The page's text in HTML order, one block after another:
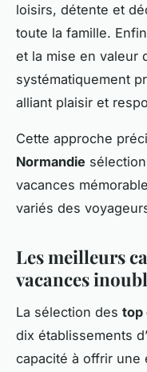
loisirs, détente et
toute la famille.
et la mise en valeur
systématiquement
alliant plaisir et
Cette approche
Normandie
vacances
variés des
Les meilleurs
vacances
La sélection des top
dix établissements
capacité à offrir une